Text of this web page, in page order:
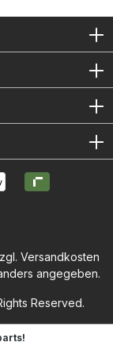
Versandkosten
angegeben.
Reserved.